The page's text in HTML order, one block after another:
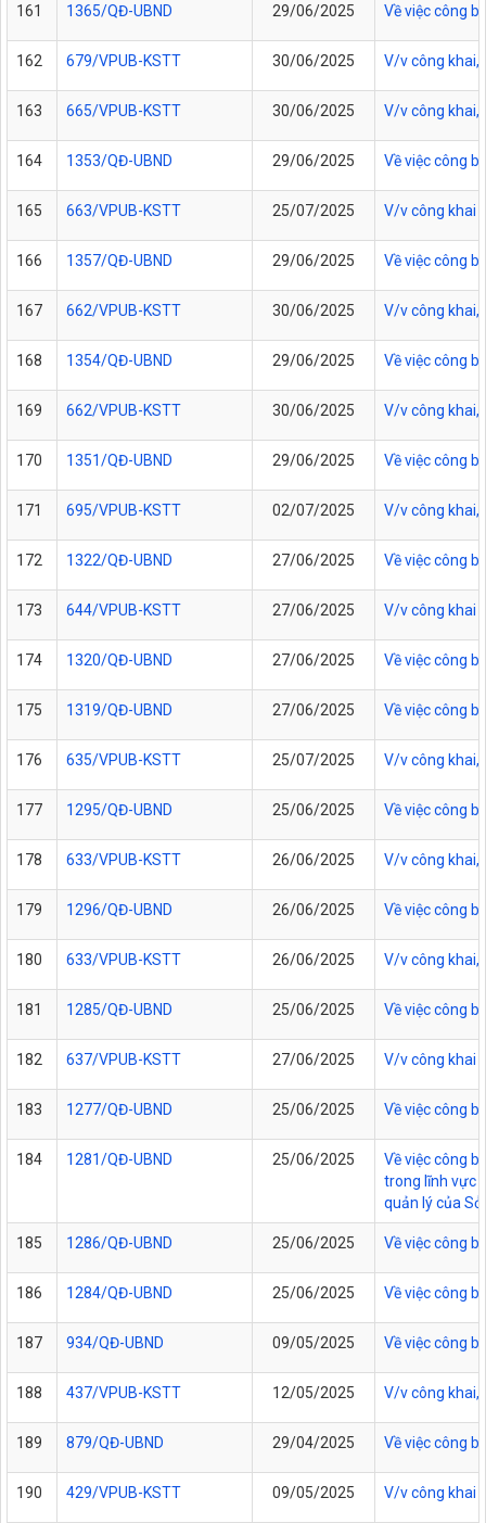
161 1365/QĐ-UBND 29/06/2025 Về việc công
162 679/VPUB-KSTT 30/06/2025 V/v công khai,
163 665/VPUB-KSTT 30/06/2025 V/v công khai,
164 1353/QĐ-UBND 29/06/2025 Về việc công
165 663/VPUB-KSTT 25/07/2025 V/v công khai
166 1357/QĐ-UBND 29/06/2025 Về việc công
167 662/VPUB-KSTT 30/06/2025 V/v công khai,
168 1354/QĐ-UBND 29/06/2025 Về việc công
169 662/VPUB-KSTT 30/06/2025 V/v công khai,
170 1351/QĐ-UBND 29/06/2025 Về việc công
171 695/VPUB-KSTT 02/07/2025 V/v công khai,
172 1322/QĐ-UBND 27/06/2025 Về việc công
173 644/VPUB-KSTT 27/06/2025 V/v công khai
174 1320/QĐ-UBND 27/06/2025 Về việc công
175 1319/QĐ-UBND 27/06/2025 Về việc công
176 635/VPUB-KSTT 25/07/2025 V/v công khai,
177 1295/QĐ-UBND 25/06/2025 Về việc công
178 633/VPUB-KSTT 26/06/2025 V/v công khai,
179 1296/QĐ-UBND 26/06/2025 Về việc công
180 633/VPUB-KSTT 26/06/2025 V/v công khai,
181 1285/QĐ-UBND 25/06/2025 Về việc công
182 637/VPUB-KSTT 27/06/2025 V/v công khai
183 1277/QĐ-UBND 25/06/2025 Về việc công
184 1281/QĐ-UBND 25/06/2025
Về việc công
trong lĩnh vực
quản lý của
185 1286/QĐ-UBND 25/06/2025 Về việc công
186 1284/QĐ-UBND 25/06/2025 Về việc công
187 934/QĐ-UBND 09/05/2025 Về việc công
188 437/VPUB-KSTT 12/05/2025 V/v công khai,
189 879/QĐ-UBND 29/04/2025 Về việc công
190 429/VPUB-KSTT 09/05/2025 V/v công khai